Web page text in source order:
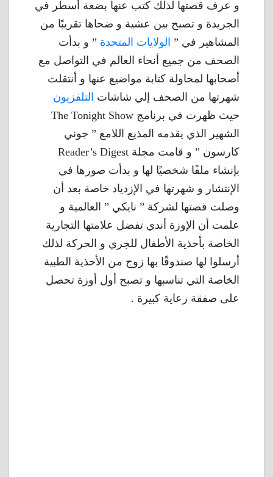
و عرف قصتها لذلك كتب عنها بضعة أسطر في
الجريدة و تصبح بين عشية و ضحاها تقريبًا من
المشاهير في ” الولايات المتحدة ” و بدأت
الصحف من جميع أنحاء العالم في التواصل مع
أصحابها لمحاولة كتابة مواضيع عنها و أنتقلت
شهرتها من الصحف إلي شاشات التلفزيون
حيث ظهرت في برنامج The Tonight Show
الشهير الذي يقدمه المذيع اللامع ” جوني
كارسون ” و قامت مجلة Reader’s Digest
بإنشاء ملفًا شخصيًا لها و بدأت صورها في
الإنتشار و شهرتها في الإزدياد خاصة بعد أن
وصلت قصتها لشركة ” نايكي ” العالمية و
علمت أن الإوزة أندي تفضل علامتها التجارية
الخاصة بأحذية الأطفال للجري و الحركة لذلك
أرسلوا لها صندوقًا بها زوج من الأحذية الطبية
الخاصة التي تناسبها و تصبح أول أوزة تحصل
على صفقة رعاية كبيرة .